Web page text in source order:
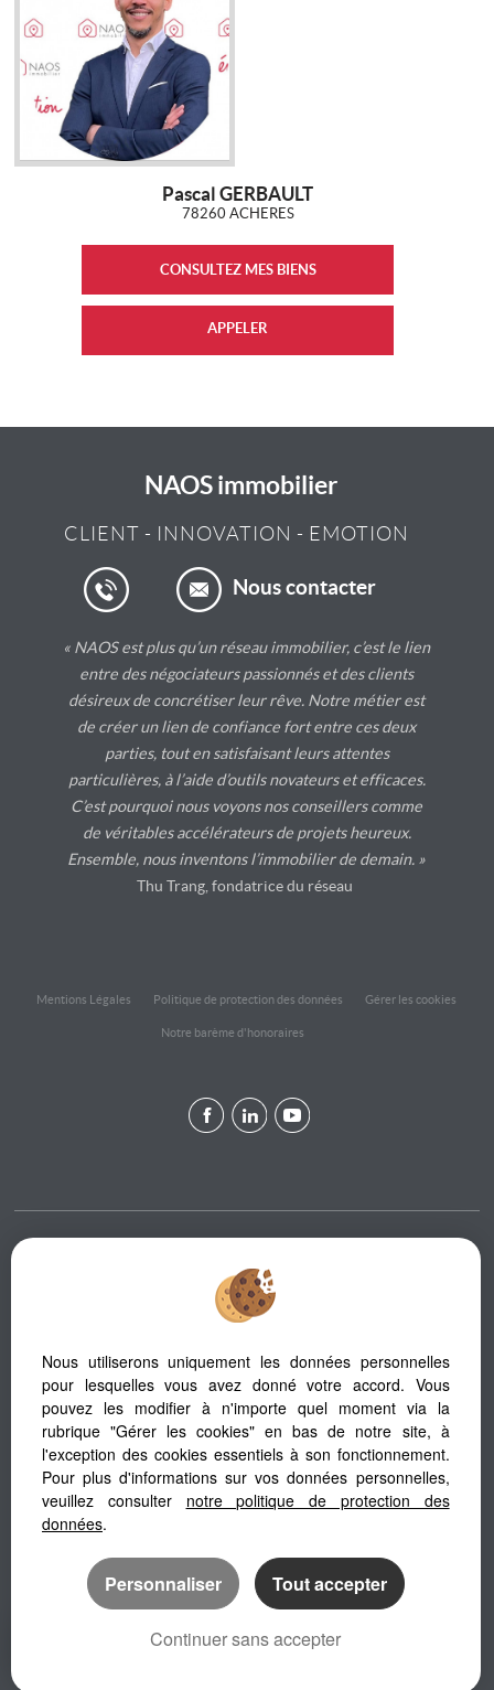
Pascal GERBAULT
78260 ACHERES
CONSULTEZ MES BIENS
06 64 10 23 15
NAOS immobilier
CLIENT - INNOVATION - EMOTION
Nous contacter
« NAOS est plus qu’un réseau immobilier, c’est le lien
entre des négociateurs passionnés et des clients
désireux de concrétiser leur rêve. Notre métier est
de créer un lien de confiance fort entre ces deux
parties, tout en satisfaisant leurs attentes
particulières, à l’aide d’outils novateurs et efficaces.
C’est pourquoi nous voyons nos conseillers comme
de véritables accélérateurs de projets heureux.
Ensemble, nous inventons l’immobilier de demain. »
Thu Trang, fondatrice du réseau
Mentions Légales Politique de protection des données Gérer les cookies
Notre barème d'honoraires
votre tablette ou votre smartphone, notre site s’adapte automatiquement
aux différents types d'écrans
Création site immobilier
Référencement site immobilier
Nous utiliserons uniquement les données personnelles
pour lesquelles vous avez donné votre accord. Vous
pouvez les modifier à n'importe quel moment via la
rubrique "Gérer les cookies" en bas de notre site, à
l'exception des cookies essentiels à son fonctionnement.
Pour plus d'informations sur vos données personnelles,
veuillez consulter notre politique de protection des
données.
Personnaliser Tout accepter
Continuer sans accepter